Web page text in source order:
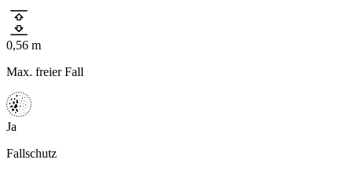
Spielkombination Göttingen
Art.-Nr. 2235 - 2100
0,56 m
Max. freier Fall
Ja
Fallschutz